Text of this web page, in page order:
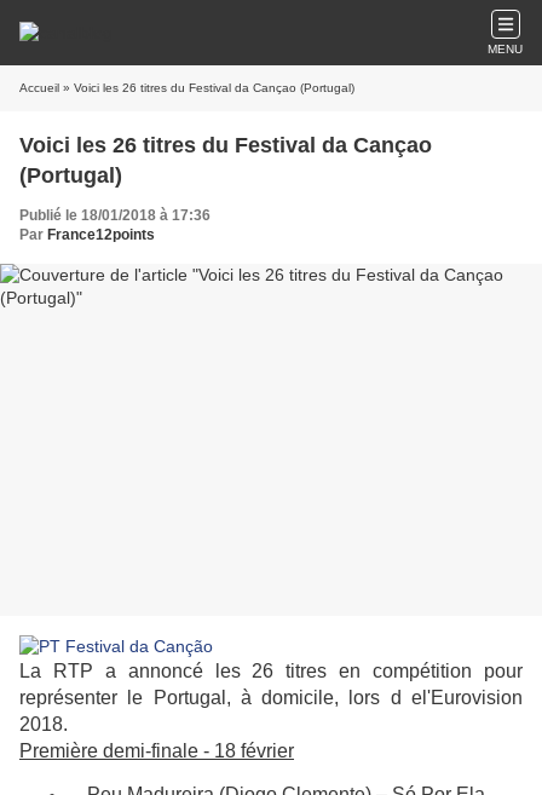
MENU
Accueil » Voici les 26 titres du Festival da Cançao (Portugal)
Voici les 26 titres du Festival da Cançao
(Portugal)
Publié le 18/01/2018 à 17:36
Par France12points
La RTP a annoncé les 26 titres en compétition pour
représenter le Portugal, à domicile, lors d el'Eurovision
2018.
Première demi-finale - 18 février